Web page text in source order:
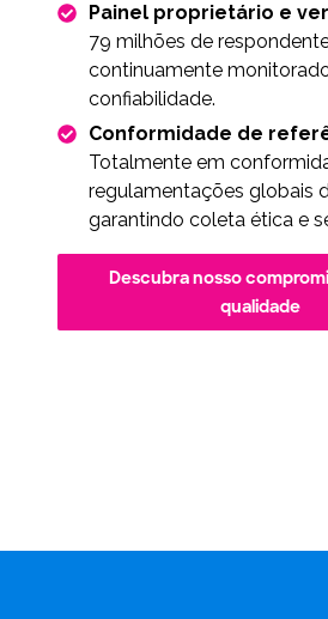
Painel proprietário e
79 milhões de
continuamente
confiabilidade.
Conformidade de
Totalmente em
regulamentações globais
garantindo coleta ética e
Descubra nosso
qualidade